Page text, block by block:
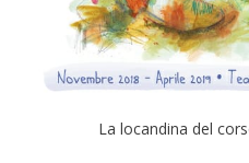
La locandina del